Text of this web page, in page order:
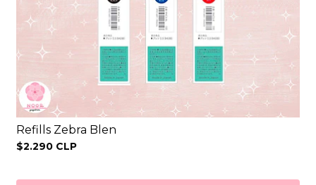
Refills Zebra Blen
$2.290 CLP